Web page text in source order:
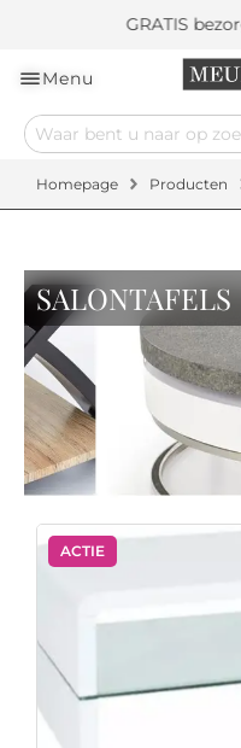
Eigen
Menu
Homepage Producten
SALONTAFELS
ACTIE